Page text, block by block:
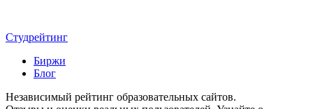
Студрейтинг
Биржи
Блог
Независимый рейтинг образовательных сайтов.